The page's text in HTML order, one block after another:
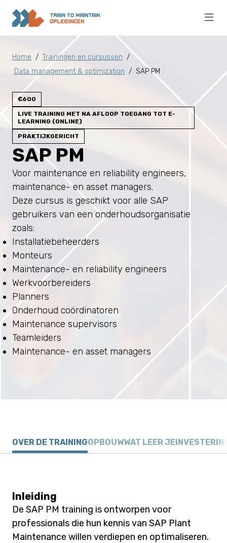
Home / Trainingen en cursussen /
Data management & optimization / SAP PM
€600
LIVE TRAINING MET NA AFLOOP TOEGANG TOT E-
LEARNING (ONLINE)
PRAKTIJKGERICHT
SAP PM
Voor maintenance en reliability engineers,
maintenance- en asset managers.
Deze cursus is geschikt voor alle SAP
gebruikers van een onderhoudsorganisatie
zoals:
Installatiebeheerders
Monteurs
Maintenance- en reliability engineers
Werkvoorbereiders
Planners
Onderhoud coördinatoren
Maintenance supervisors
Teamleiders
Maintenance- en asset managers
OVER DE TRAININGOPBOUWWAT LEER JE
Inleiding
De SAP PM training is ontworpen voor
professionals die hun kennis van SAP Plant
Maintenance willen verdiepen en optimaliseren.